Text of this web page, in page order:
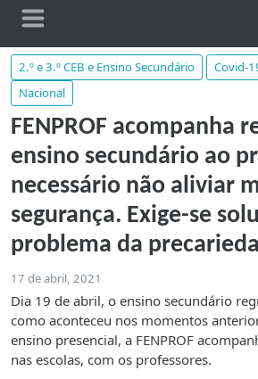
2.º e 3.º CEB e Ensino Secundário Covid-
Nacional
FENPROF acompanha
ensino secundário ao
necessário não aliviar
segurança. Exige-se
problema da
17 de abril, 2021
Dia 19 de abril, o ensino secundário
como aconteceu nos momentos
ensino presencial, a FENPROF
nas escolas, com os professores.